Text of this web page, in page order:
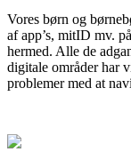
Vores børn og
af app’s, mitID mv.
hermed. Alle de
digitale områder har
problemer med at